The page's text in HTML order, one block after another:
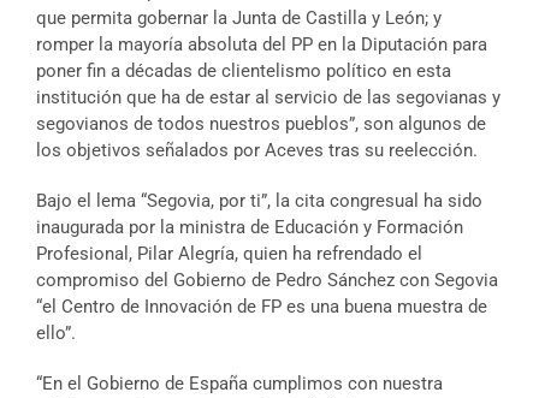
que permita gobernar la Junta de Castilla y León; y
romper la mayoría absoluta del PP en la Diputación para
poner fin a décadas de clientelismo político en esta
institución que ha de estar al servicio de las segovianas y
segovianos de todos nuestros pueblos”, son algunos de
los objetivos señalados por Aceves tras su reelección.
Bajo el lema “Segovia, por ti”, la cita congresual ha sido
inaugurada por la ministra de Educación y Formación
Profesional, Pilar Alegría, quien ha refrendado el
compromiso del Gobierno de Pedro Sánchez con Segovia
“el Centro de Innovación de FP es una buena muestra de
ello”.
“En el Gobierno de España cumplimos con nuestra